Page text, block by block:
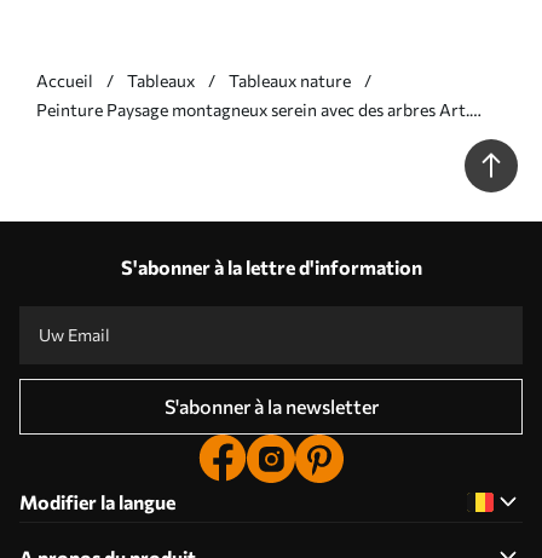
Accueil Tableaux
Tableaux nature
Peinture Paysage montagneux serein avec des arbres Art.
S'abonner à la lettre d'information
S'abonner à la newsletter
Modifier la langue